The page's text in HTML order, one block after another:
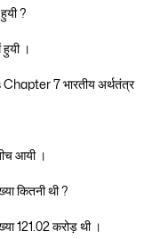
?
हुयी ।
आयी ।
कितनी थी ?
121.02 करोड़ थी ।